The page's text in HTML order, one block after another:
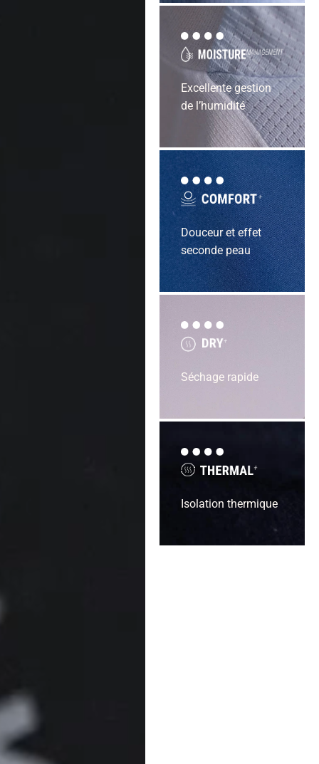
Excellente gestion
de l’humidité
Douceur et effet
seconde peau
Séchage rapide
Isolation thermique